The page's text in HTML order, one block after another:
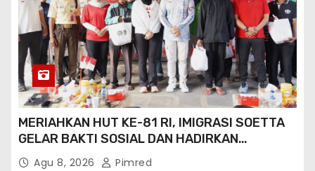
MERIAHKAN HUT KE-81 RI, IMIGRASI SOETTA
GELAR BAKTI SOSIAL DAN HADIRKAN
LAYANAN PASPOR DI AKHIR PEKAN
Agu 8, 2026 Pimred